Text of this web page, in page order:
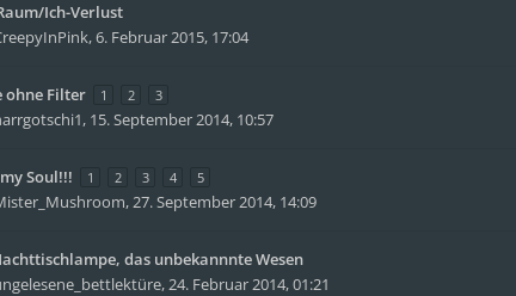
Ich-Verlust
,6. Februar 2015, 17:04
ohne Filter 1 2 3
, 15. September 2014, 10:57
Soul!!! 1 2 3 4 5
,27. September 2014, 14:09
das unbekannnte Wesen
,24. Februar 2014, 01:21